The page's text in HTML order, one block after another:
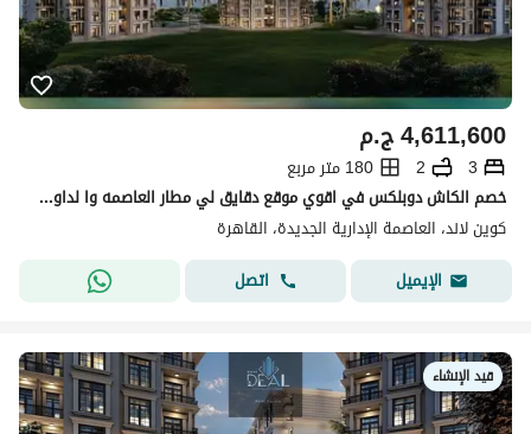
ج.م4,611,600
3
2
180 متر مربع
خصم الكاش دوبلكس في اقوي موقع دقايق لي مطار العاصمه وا لداون تاون كوين لاند في قلب العاصمه الاداريه
كوين لاند، العاصمة الإدارية الجديدة، القاهرة
الإيميل
اتصل
قيد الإنشاء